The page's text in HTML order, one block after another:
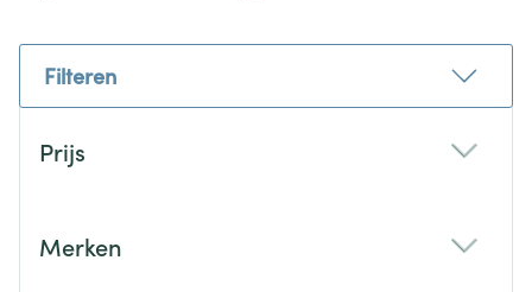
Filteren
Prijs
Merken